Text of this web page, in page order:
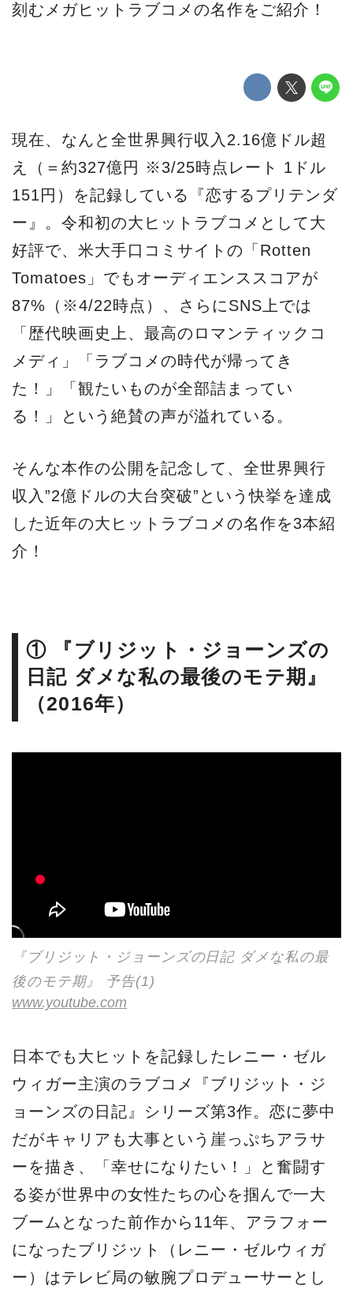
刻むメガヒットラブコメの名作をご紹介！
現在、なんと全世界興行収入2.16億ドル超
え（＝約327億円 ※3/25時点レート 1ドル
151円）を記録している『恋するプリテンダ
ー』。令和初の大ヒットラブコメとして大
好評で、米大手口コミサイトの「Rotten
Tomatoes」でもオーディエンススコアが
87%（※4/22時点）、さらにSNS上では
「歴代映画史上、最高のロマンティックコ
メディ」「ラブコメの時代が帰ってき
た！」「観たいものが全部詰まってい
る！」という絶賛の声が溢れている。
そんな本作の公開を記念して、全世界興行
収入”2億ドルの大台突破”という快挙を達成
した近年の大ヒットラブコメの名作を3本紹
介！
① 『ブリジット・ジョーンズの
日記 ダメな私の最後のモテ期』
（2016年）
『ブリジット・ジョーンズの日記 ダメな私の最
後のモテ期』 予告(1)
www.youtube.com
日本でも大ヒットを記録したレニー・ゼル
ウィガー主演のラブコメ『ブリジット・ジ
ョーンズの日記』シリーズ第3作。恋に夢中
だがキャリアも大事という崖っぷちアラサ
ーを描き、「幸せになりたい！」と奮闘す
る姿が世界中の女性たちの心を掴んで一大
ブームとなった前作から11年、アラフォー
になったブリジット（レニー・ゼルウィガ
ー）はテレビ局の敏腕プロデューサーとし